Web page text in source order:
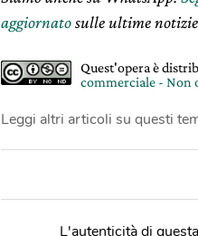
aggiornatosulle ultime
Quest'opera è
commerciale - Non
Leggi altri articoli su questi
L'autenticità di